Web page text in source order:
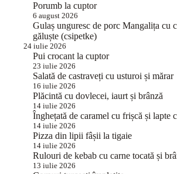
Porumb la cuptor
6 august 2026
Gulaș unguresc de porc Mangalița cu
găluște (csipetke)
24 iulie 2026
Pui crocant la cuptor
23 iulie 2026
Salată de castraveți cu usturoi și mărar
16 iulie 2026
Plăcintă cu dovlecei, iaurt și brânză
14 iulie 2026
Înghețată de caramel cu frișcă și lapte
14 iulie 2026
Pizza din lipii fâșii la tigaie
14 iulie 2026
Rulouri de kebab cu carne tocată și
13 iulie 2026